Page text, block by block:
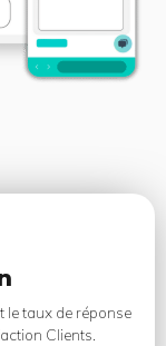
le taux de réponse
Clients.